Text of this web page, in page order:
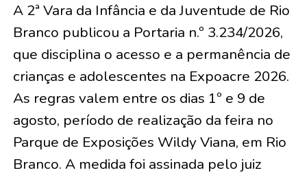
A 2ª Vara da Infância e da Juventude de Rio
Branco publicou a Portaria n.º 3.234/2026,
que disciplina o acesso e a permanência de
crianças e adolescentes na Expoacre 2026.
As regras valem entre os dias 1º e 9 de
agosto, período de realização da feira no
Parque de Exposições Wildy Viana, em Rio
Branco. A medida foi assinada pelo juiz